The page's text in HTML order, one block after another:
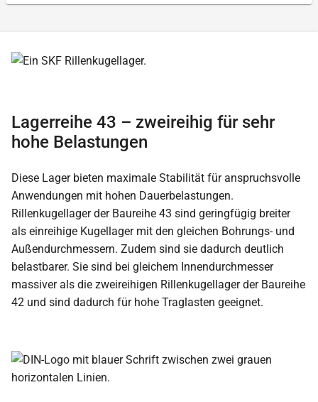
Lagerreihe 43 – zweireihig für sehr
hohe Belastungen
Diese Lager bieten maximale Stabilität für anspruchsvolle
Anwendungen mit hohen Dauerbelastungen.
Rillenkugellager der Baureihe 43 sind geringfügig breiter
als einreihige Kugellager mit den gleichen Bohrungs- und
Außendurchmessern. Zudem sind sie dadurch deutlich
belastbarer. Sie sind bei gleichem Innendurchmesser
massiver als die zweireihigen Rillenkugellager der Baureihe
42 und sind dadurch für hohe Traglasten geeignet.